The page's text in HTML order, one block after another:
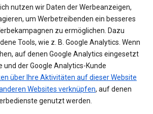
nutzen wir Daten der Werbeanzeigen,
um Werbetreibenden ein besseres
zu ermöglichen. Dazu
Tools, wie z. B. Google Analytics. Wenn
auf denen Google Analytics eingesetzt
und der Google Analytics-Kunde
über Ihre Aktivitäten auf dieser Website
Websites verknüpfen, auf denen
genutzt werden.